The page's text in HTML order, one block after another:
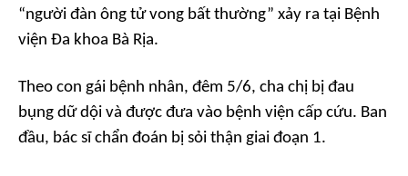
“người đàn ông tử vong bất thường” xảy ra tại Bệnh
viện Đa khoa Bà Rịa.
Theo con gái bệnh nhân, đêm 5/6, cha chị bị đau
bụng dữ dội và được đưa vào bệnh viện cấp cứu. Ban
đầu, bác sĩ chẩn đoán bị sỏi thận giai đoạn 1.